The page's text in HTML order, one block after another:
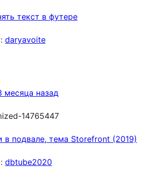
текст в футере
daryavoite
месяца назад
14765447
в подвале, тема Storefront (2019)
dbtube2020